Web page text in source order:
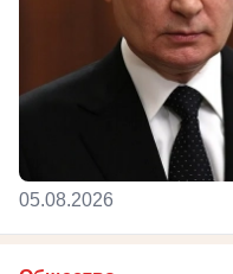
05.08.2026